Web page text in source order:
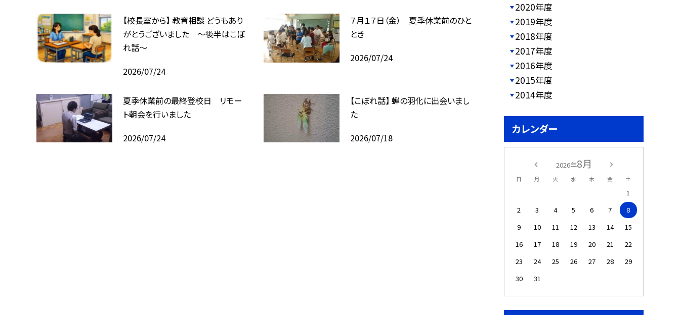
【校長室から】 教育相談 どうもあり
がとうございました ～後半はこぼ
れ話～
2026/07/24
７月１７日（金） 夏季休業前のひと
とき
2026/07/24
夏季休業前の最終登校日 リモー
ト朝会を行いました
2026/07/24
【こぼれ話】 蝉の羽化に出会いまし
た
2026/07/18
2020年度
2019年度
2018年度
2017年度
2016年度
2015年度
2014年度
カレンダー
2026年8月
日 月 火 水 木 金 土
1
2
3 4 5 6 7
8
9
10 11 12 13 14
15
16
17 18 19 20 21
22
23
24 25 26 27 28
29
30
31